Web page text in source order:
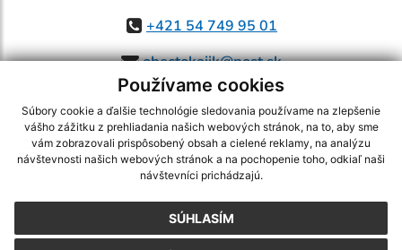
Používame cookies
Súbory cookie a ďalšie technológie sledovania používame na zlepšenie
vášho zážitku z prehliadania našich webových stránok, na to, aby sme
vám zobrazovali prispôsobený obsah a cielené reklamy, na analýzu
návštevnosti našich webových stránok a na pochopenie toho, odkiaľ naši
návštevníci prichádzajú.
SÚHLASÍM
+421 54 749 95 01
obectokajik@post.sk
využite možnosť získavania aktuálnych informácií s využitím RSS
CMS systém (redakčný) systém ECHELON 2,Mapa stránok,web portál
webex.digital, s.r.o.,domény,registrácia domény
Posledná aktualizácia:04.08.2026